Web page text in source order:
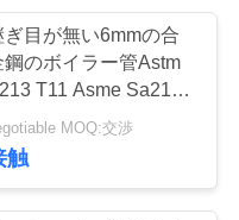
ッキ
22
ぎ目が無い6mmの合
鋼のボイラー管Astm
T11 Asme Sa213
MOQ:交渉
触